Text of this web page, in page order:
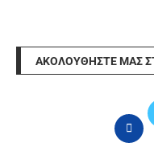
ΑΚΟΛΟΥΘΉΣΤΕ ΜΑΣ